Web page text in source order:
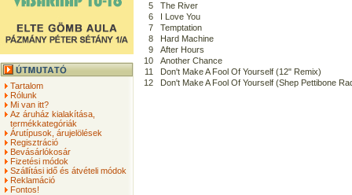
Tartalom
Rólunk
Mi van itt?
Az áruház kialakítása,
termékkategóriák
Árutípusok, árujelölések
Regisztráció
Bevásárlókosár
Fizetési módok
Szállítási idő és átvételi módok
Reklamáció
Fontos!
5
The River
6
I Love You
7
Temptation
8
Hard Machine
9
After Hours
10
Another Chance
11
Don't Make A Fool Of Yourself (12" Remix)
12
Don't Make A Fool Of Yourself (Shep Pettibone